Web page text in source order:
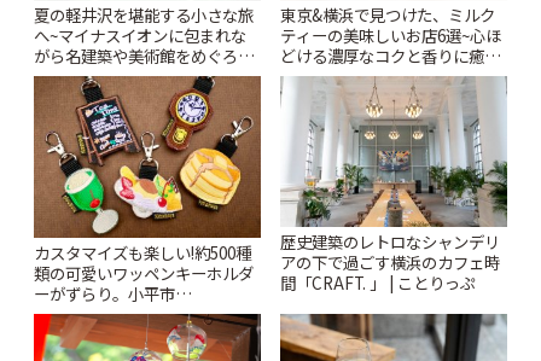
夏の軽井沢を堪能する小さな旅
へ~マイナスイオンに包まれな
がら名建築や美術館をめぐろう
~ | ことりっぷ
東京&横浜で見つけた、ミルク
ティーの美味しいお店6選~心ほ
どける濃厚なコクと香りに癒や
されるティータイム~ | ことりっ
ぷ
カスタマイズも楽しい!約500種
類の可愛いワッペンキーホルダ
ーがずらり。小平市
「Kimamaya T&K」 | ことりっ
ぷ
歴史建築のレトロなシャンデリ
アの下で過ごす横浜のカフェ時
間「CRAFT. 」 | ことりっぷ